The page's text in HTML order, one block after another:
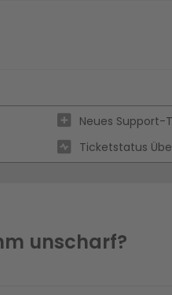
Neues Support-
Ticketstatus
unscharf?